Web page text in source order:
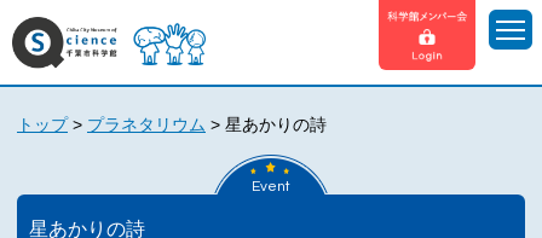
トップ> プラネタリウム > 星あかりの詩
Event
星あかりの詩